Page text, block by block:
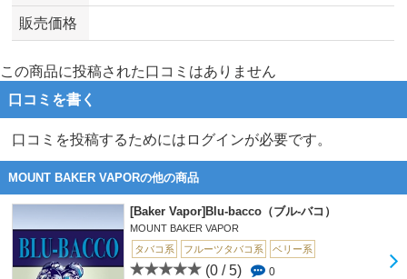
販売価格
この商品に投稿された口コミはありません
口コミを書く
口コミを投稿するためにはログインが必要です。
MOUNT BAKER VAPORの他の商品
[Baker Vapor]Blu-bacco（ブル-バコ）
MOUNT BAKER VAPOR
タバコ系
フルーツタバコ系 ベリー系
(0 / 5) 0